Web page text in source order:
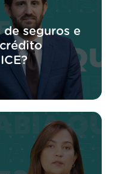
de seguros e